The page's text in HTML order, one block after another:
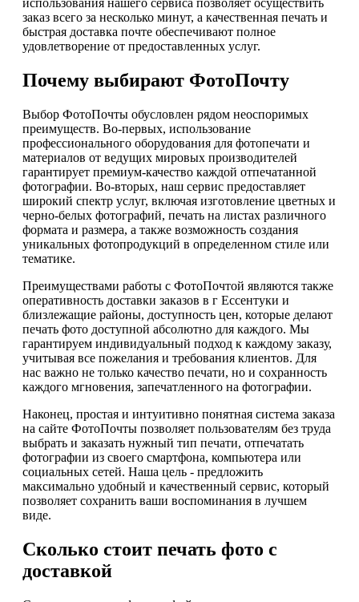
использования нашего сервиса позволяет осуществить
заказ всего за несколько минут, а качественная печать и
быстрая доставка почте обеспечивают полное
удовлетворение от предоставленных услуг.
Почему выбирают ФотоПочту
Выбор ФотоПочты обусловлен рядом неоспоримых
преимуществ. Во-первых, использование
профессионального оборудования для фотопечати и
материалов от ведущих мировых производителей
гарантирует премиум-качество каждой отпечатанной
фотографии. Во-вторых, наш сервис предоставляет
широкий спектр услуг, включая изготовление цветных и
черно-белых фотографий, печать на листах различного
формата и размера, а также возможность создания
уникальных фотопродукций в определенном стиле или
тематике.
Преимуществами работы с ФотоПочтой являются также
оперативность доставки заказов в г Ессентуки и
близлежащие районы, доступность цен, которые делают
печать фото доступной абсолютно для каждого. Мы
гарантируем индивидуальный подход к каждому заказу,
учитывая все пожелания и требования клиентов. Для
нас важно не только качество печати, но и сохранность
каждого мгновения, запечатленного на фотографии.
Наконец, простая и интуитивно понятная система заказа
на сайте ФотоПочты позволяет пользователям без труда
выбрать и заказать нужный тип печати, отпечатать
фотографии из своего смартфона, компьютера или
социальных сетей. Наша цель - предложить
максимально удобный и качественный сервис, который
позволяет сохранить ваши воспоминания в лучшем
виде.
Сколько стоит печать фото с
доставкой